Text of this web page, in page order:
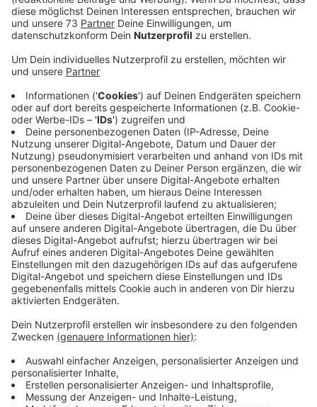
Anzeige
Zeugin wird um Hilfe gebeten
Anzeige
Tatort war der Fußweg des Alten Friedhofs zwischen
Am Fildeken und Mittelmannstraße. Der Sexualtäter
folgte der Frau noch. Erst als sie anfing mit dem Handy
zu telefonieren, flüchtete der Mann. Eine jugendliche
Radfahrerin, die die Tat mitbekam, soll sich bitte bei
der Kripo Bocholt melden. Die Zeugin wird gebeten,
sich bei der Polizei in Bocholt zu melden. Hinweise
nimmt das Kriminalkommissariat in Bocholt unter Tel.
(02871) 2990 entgegen.
Die Person wird wie folgt beschrieben:
Männlich, etwa 40 bis 50 Jahre alt, 1,75 Meter groß,
mit schlanker Statur und dunklen, kurzen Haaren. Der
Täter trug eine blaue Daunenjacke und eine dunkle